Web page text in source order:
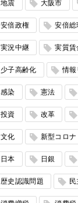
地震 大阪市
安倍政権 安倍総
実況中継 実質賃
少子高齢化 情報
感染 憲法
投資 改革
文化 新型コロナ
日本 日銀
歴史認識問題